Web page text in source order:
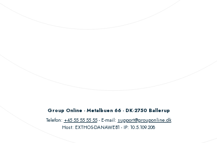
Group Online - Metalbuen 66 - DK-2750 Ballerup
Telefon: +45 55 55 55 55 E-mail: support@grouponline.dk
Host: EXTHOS-DANAWEB1
IP: 10.5.109.208